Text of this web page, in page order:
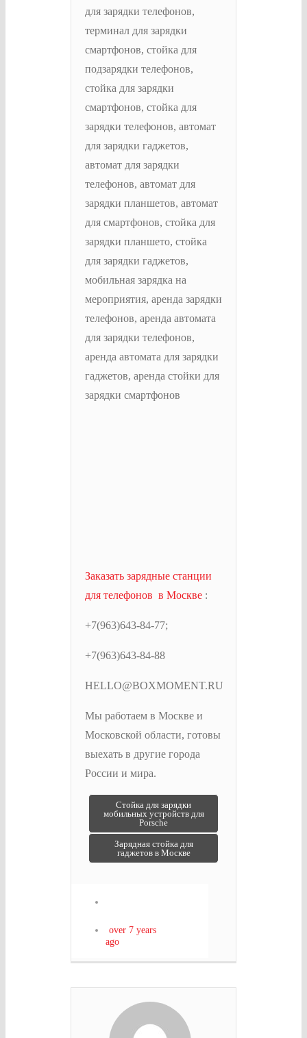
Заказать зарядные станции
для телефонов в Москве :
+7(963)643-84-77;
+7(963)643-84-88
HELLO@BOXMOMENT.RU
Мы работаем в Москве и
Московской области, готовы
выехать в другие города
России и мира.
Post
navigation
Стойка для зарядки
мобильных устройств для
Porsche
Зарядная стойка для
гаджетов в Москве
over 7 years
ago